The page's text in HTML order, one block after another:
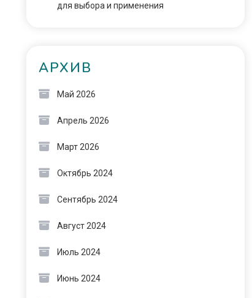
для выбора и применения
АРХИВ
Май 2026
Апрель 2026
Март 2026
Октябрь 2024
Сентябрь 2024
Август 2024
Июль 2024
Июнь 2024